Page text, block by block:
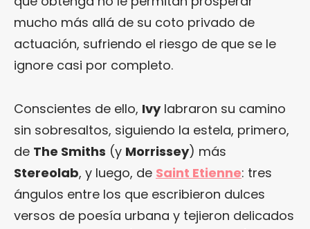
mucho más allá de su coto privado de
actuación, sufriendo el riesgo de que se le
ignore casi por completo.
Conscientes de ello, Ivylabraron su camino
sin sobresaltos, siguiendo la estela, primero,
de The Smiths (y Morrissey) más
Stereolab, y luego, de Saint Etienne: tres
ángulos entre los que escribieron dulces
versos de poesía urbana y tejieron delicados